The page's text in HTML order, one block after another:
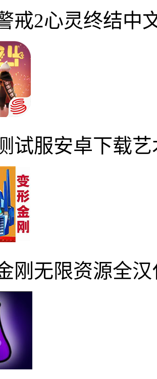
戒2心灵终结中
试服安卓下载
刚无限资源全汉